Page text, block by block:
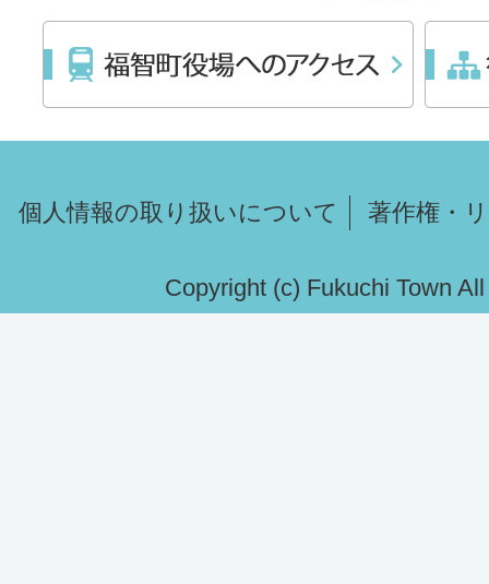
個人情報の取り扱いについて 著作権・
Copyright (c) Fukuchi Town